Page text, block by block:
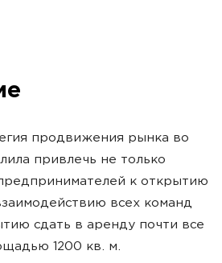
продвижения рынка во
привлечь не только
к открытию
всех команд
сдать в аренду почти все
1200 кв. м.